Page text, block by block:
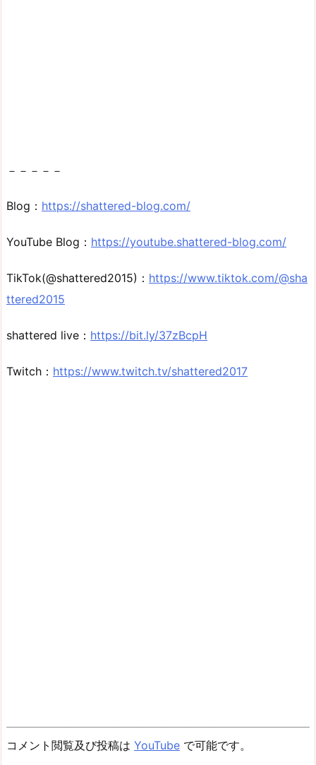
－－－－－
Blog： https://shattered-blog.com/
YouTube Blog： https://youtube.shattered-blog.com/
TikTok(@shattered2015)： https://www.tiktok.com/@sha
ttered2015
shattered live： https://bit.ly/37zBcpH
Twitch： https://www.twitch.tv/shattered2017
コメント閲覧及び投稿は YouTube で可能です。